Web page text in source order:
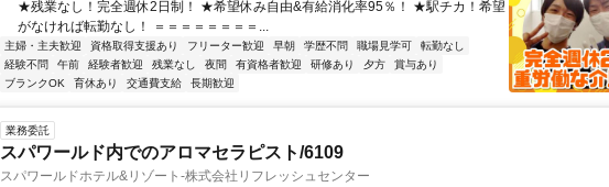
★残業なし！完全週休2日制！ ★希望休み自由&有給消化率95％！ ★駅チカ！希望
がなければ転勤なし！ ＝＝＝＝＝＝＝＝...
主婦・主夫歓迎 資格取得支援あり フリーター歓迎 早朝 学歴不問 職場見学可
転勤なし
経験不問
午前 経験者歓迎 残業なし 夜間 有資格者歓迎 研修あり 夕方
賞与あり
ブランクOK
育休あり 交通費支給 長期歓迎
業務委託
スパワールド内でのアロマセラピスト/6109
スパワールドホテル&リゾート-株式会社リフレッシュセンター